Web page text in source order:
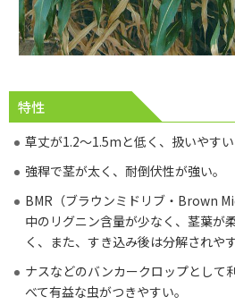
特性
草丈が1.2～1.5mと低く、扱いやすい
強稈で茎が太く、耐倒伏性が強い。
BMR（ブラウンミドリブ・Brown
中のリグニン含量が少なく、茎葉が
く、また、すき込み後は分解されやす
ナスなどのバンカークロップとして
べて有益な虫がつきやすい。